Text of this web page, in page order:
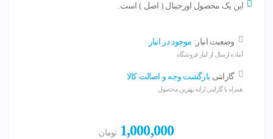
این یک محصول اورجینال ( اصل ) است.
وضعیت انبار: موجود در انبار
آماده ارسال از انبار فروشگاه
گارانتی بازگشت وجه و اصالت کالا
همراه با گارانتی ارائه بهترین محصول
1,000,000 تومان